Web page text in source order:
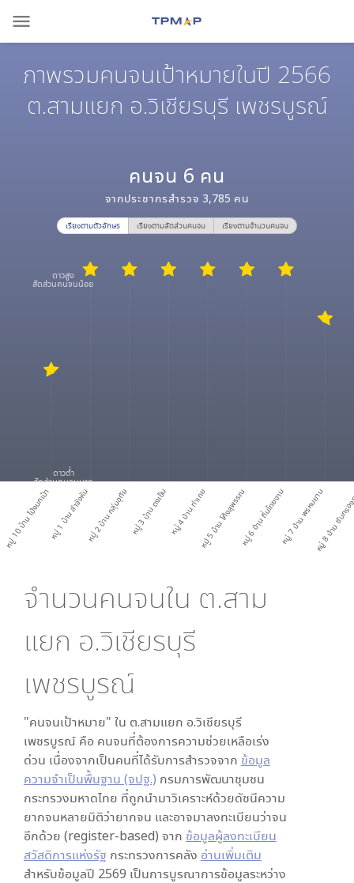
menu
ภาพรวมคนจนเป้าหมายในปี 2566
ต.สามแยก อ.วิเชียรบุรี เพชรบูรณ์
คนจน 6 คน
จากประชากรสำรวจ 3,785 คน
เรียงตามตัวอักษร เรียงตามสัดส่วนคนจน เรียงตามจำนวนคนจน
หมู่ 10 บ้าน โป่งนกเป้าหมู่ 1 บ้าน ลำจังหันหมู่ 2 บ้าน กลุ่มอุทัย หมู่ 3 บ้าน ดงเข็มหมู่ 4 บ้าน ท่าเกยหมู่ 5 บ้าน โค้งสุพรรณหมู่ 6 บ้าน ถิ่นไทยงามหมู่ 7 บ้าน พรหมยามหมู่ 8 บ้าน ซั
ดาวสูง
สัดส่วนคนจนน้อย
ดาวต่ำ
สัดส่วนคนจนมาก
จำนวนคนจนใน ต.สาม
แยก อ.วิเชียรบุรี
เพชรบูรณ์
"คนจนเป้าหมาย" ใน ต.สามแยก อ.วิเชียรบุรี
เพชรบูรณ์ คือ คนจนที่ต้องการความช่วยเหลือเร่ง
ด่วน เนื่องจากเป็นคนที่ได้รับการสำรวจจาก ข้อมูล
ความจำเป็นพื้นฐาน (จปฐ.) กรมการพัฒนาชุมชน
กระทรวงมหาดไทย ที่ถูกนำมาวิเคราะห์ด้วยดัชนีความ
ยากจนหลายมิติว่ายากจน และอาจมาลงทะเบียนว่าจน
อีกด้วย (register-based) จาก ข้อมูลผู้ลงทะเบียน
สวัสดิการแห่งรัฐ กระทรวงการคลัง อ่านเพิ่มเติม
สำหรับข้อมูลปี 2569 เป็นการบูรณาการข้อมูลระหว่าง